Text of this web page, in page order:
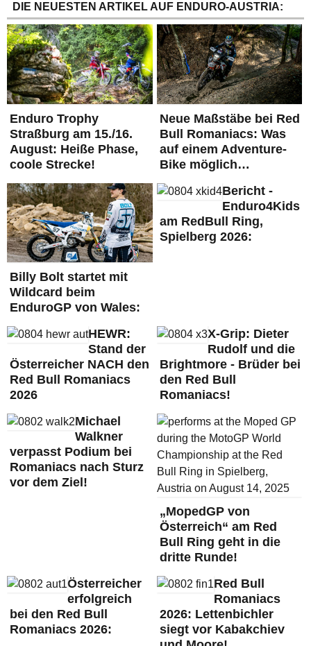
DIE NEUESTEN ARTIKEL AUF ENDURO-AUSTRIA:
Enduro Trophy
Straßburg am 15./16.
August: Heiße Phase,
coole Strecke!
Neue Maßstäbe bei Red
Bull Romaniacs: Was
auf einem Adventure-
Bike möglich…
Billy Bolt startet mit
Wildcard beim
EnduroGP von Wales:
Bericht -
Enduro4Kids
am RedBull Ring,
Spielberg 2026:
HEWR:
Stand der
Österreicher NACH den
Red Bull Romaniacs
2026
X-Grip: Dieter
Rudolf und die
Brightmore - Brüder bei
den Red Bull
Romaniacs!
Michael
Walkner
verpasst Podium bei
Romaniacs nach Sturz
vor dem Ziel!
„MopedGP von
Österreich“ am Red
Bull Ring geht in die
dritte Runde!
Österreicher
erfolgreich
bei den Red Bull
Romaniacs 2026:
Red Bull
Romaniacs
2026: Lettenbichler
siegt vor Kabakchiev